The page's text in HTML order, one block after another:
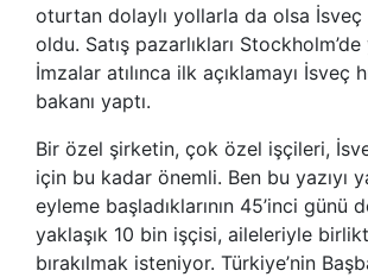
oturtan dolaylı yollarla da olsa İsveç
oldu. Satış pazarlıkları Stockholm’de
İmzalar atılınca ilk açıklamayı İsveç
bakanı yaptı.
Bir özel şirketin, çok özel işçileri,
için bu kadar önemli. Ben bu yazıyı
eyleme başladıklarının 45’inci günü
yaklaşık 10 bin işçisi, aileleriyle
bırakılmak isteniyor. Türkiye’nin